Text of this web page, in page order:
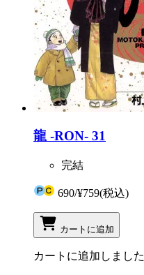
龍 -RON- 31
完結
690/¥759(税込)
カートに追加
カートに追加しました